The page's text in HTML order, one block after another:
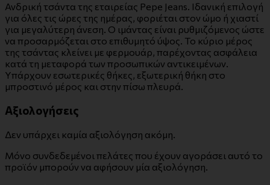
Ανδρική τσάντα της εταιρείας Pepe Jeans. Ιδανική επιλογή
για όλες τις ώρες της ημέρας, φοριέται στον ώμο ή χιαστί
για μεγαλύτερη άνεση. Ο ιμάντας είναι ρυθμιζόμενος ώστε
να προσαρμόζεται στο επιθυμητό ύψος. Το κύριο μέρος
της τσάντας κλείνει με φερμουάρ, παρέχοντας ασφάλεια
κατά τη μεταφορά των προσωπικών αντικειμένων.
Υπάρχουν εσωτερικές θήκες, εξωτερική θήκη στο
μπροστινό μέρος και στην πίσω πλευρά.
Αξιολογήσεις
Δεν υπάρχει καμία αξιολόγηση ακόμη.
Μόνο συνδεδεμένοι πελάτες που έχουν αγοράσει αυτό το
προϊόν μπορούν να αφήσουν μία αξιολόγηση.